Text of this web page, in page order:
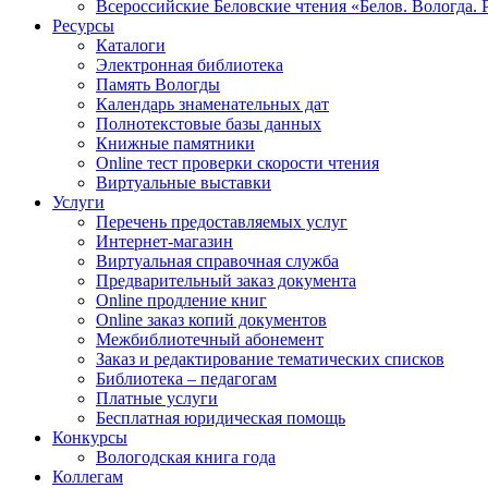
Всероссийские Беловские чтения «Белов. Вологда.
Ресурсы
Каталоги
Электронная библиотека
Память Вологды
Календарь знаменательных дат
Полнотекстовые базы данных
Книжные памятники
Online тест проверки скорости чтения
Виртуальные выставки
Услуги
Перечень предоставляемых услуг
Интернет-магазин
Виртуальная справочная служба
Предварительный заказ документа
Online продление книг
Online заказ копий документов
Межбиблиотечный абонемент
Заказ и редактирование тематических списков
Библиотека – педагогам
Платные услуги
Бесплатная юридическая помощь
Конкурсы
Вологодская книга года
Коллегам